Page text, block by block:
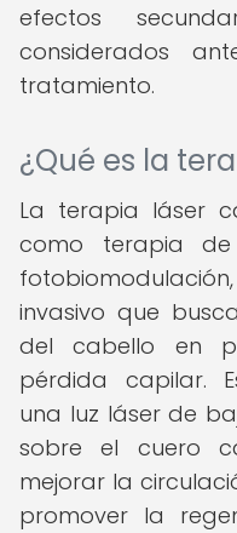
efectos
considerados
tratamiento.
¿Qué es la
La terapia láser
como terapia
invasivo que
del cabello en
pérdida capilar.
una luz láser de
sobre el cuero
mejorar la
promover la